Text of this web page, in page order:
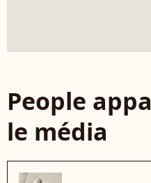
People
le média